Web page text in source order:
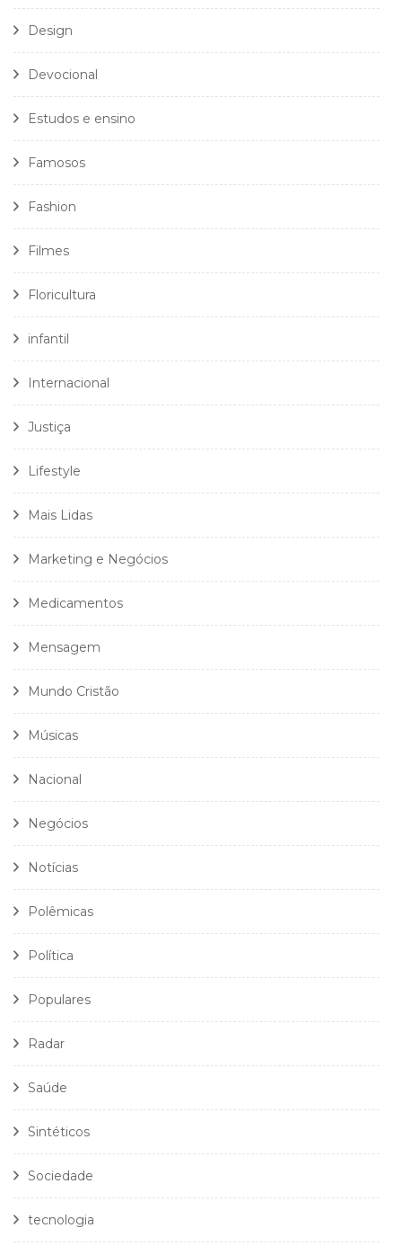
Design
Devocional
Estudos e ensino
Famosos
Fashion
Filmes
Floricultura
infantil
Internacional
Justiça
Lifestyle
Mais Lidas
Marketing e Negócios
Medicamentos
Mensagem
Mundo Cristão
Músicas
Nacional
Negócios
Notícias
Polêmicas
Política
Populares
Radar
Saúde
Sintéticos
Sociedade
tecnologia